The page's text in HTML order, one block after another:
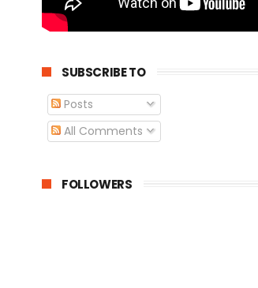
SUBSCRIBE TO
Posts
All Comments
FOLLOWERS